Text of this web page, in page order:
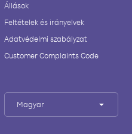
Állások
Feltételek és irányelvek
Adatvédelmi szabályzat
Customer Complaints Code
Magyar